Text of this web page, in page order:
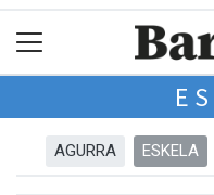
AGURRA ESKELA